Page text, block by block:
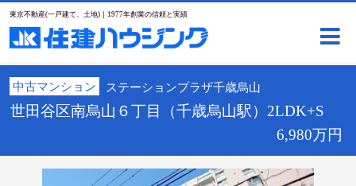
東京不動産(一戸建て、土地)｜1977年創業の信頼と実績
中古マンション ステーションプラザ千歳烏山
世田谷区南烏山６丁目（千歳烏山駅）2LDK+S
6,980万円